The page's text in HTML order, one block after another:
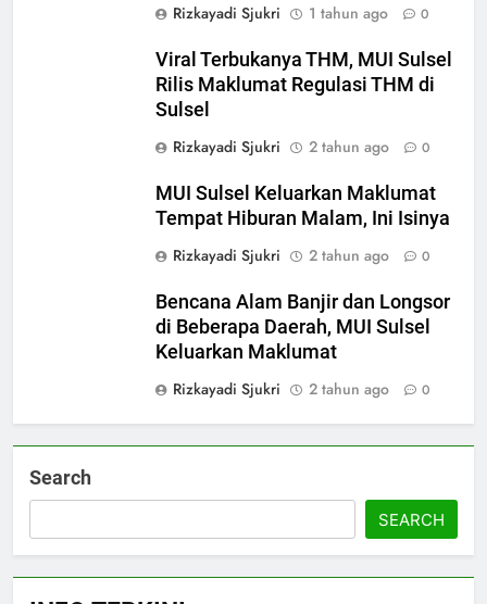
Rizkayadi Sjukri
1 tahun ago 0
Viral Terbukanya THM, MUI Sulsel
Rilis Maklumat Regulasi THM di
Sulsel
Rizkayadi Sjukri
2 tahun ago 0
MUI Sulsel Keluarkan Maklumat
Tempat Hiburan Malam, Ini Isinya
Rizkayadi Sjukri
2 tahun ago 0
Bencana Alam Banjir dan Longsor
di Beberapa Daerah, MUI Sulsel
Keluarkan Maklumat
Rizkayadi Sjukri
2 tahun ago 0
Search
SEARCH
MUI Sulsel dan LPH Madani
Indonesia Tetapkan Empat
Pelaku Usaha Halal
NEWS
Sinergi MUI Sulsel dan LPH
Halal, Sidang Fatwa Tetapkan
Kehalalan 7 Pelaku Usaha
NEWS
Bolehkah Dibeli? MUI Sulsel
Jelaskan Batas Kaidah Darurat
NEWS